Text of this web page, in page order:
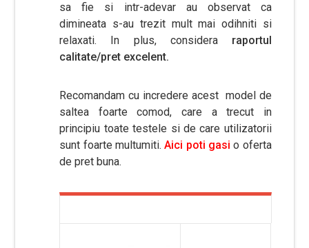
sa fie si intr-adevar au observat ca
dimineata s-au trezit mult mai odihniti si
relaxati. In plus, considera raportul
calitate/pret excelent.
Recomandam cu incredere acest model de
saltea foarte comod, care a trecut in
principiu toate testele si de care utilizatorii
sunt foarte multumiti.Aici poti gasi o oferta
de pret buna.